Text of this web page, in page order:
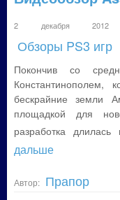
2 декабря
Обзоры PS3 игр
Покончив со
Константинополем,
бескрайние земли
площадкой для
разработка длилась
дальше
Автор: Прапор